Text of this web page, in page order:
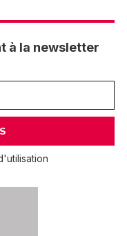
à la newsletter